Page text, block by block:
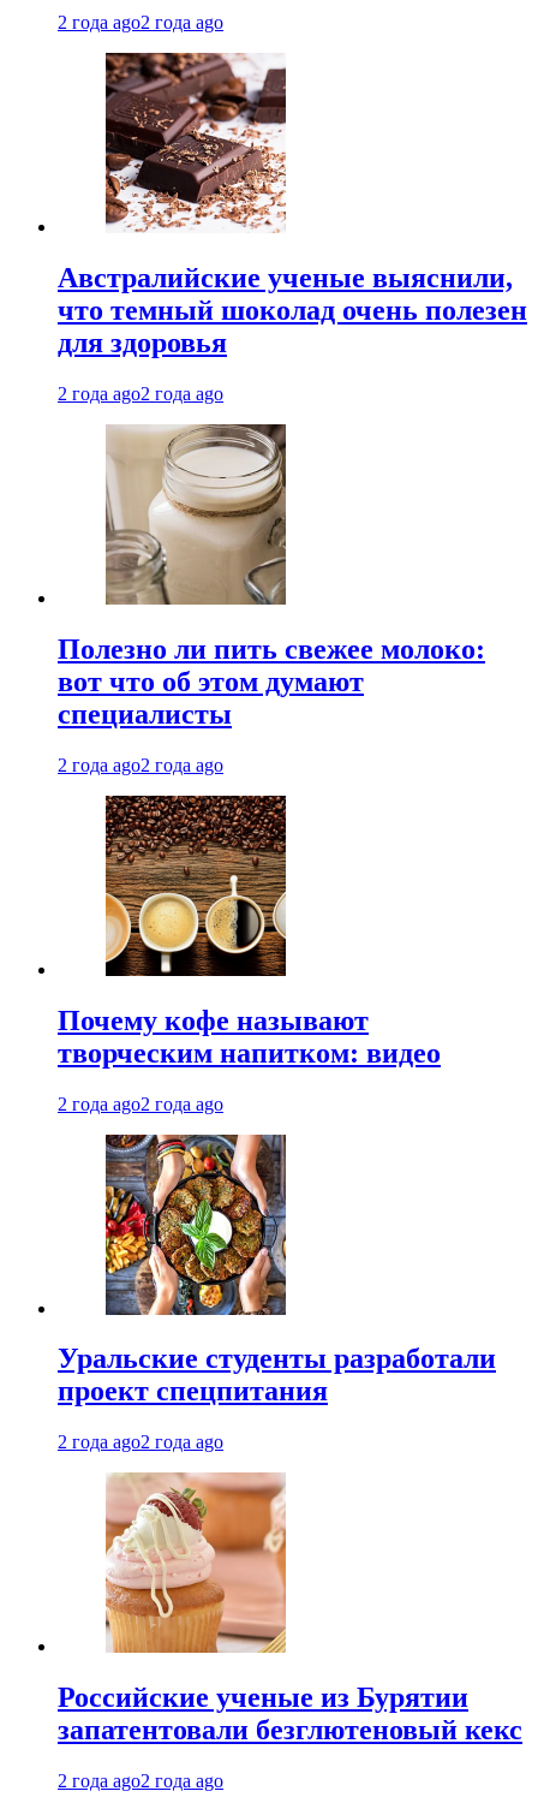
2 года ago2 года ago
Австралийские ученые выяснили,
что темный шоколад очень полезен
для здоровья
2 года ago2 года ago
Полезно ли пить свежее молоко:
вот что об этом думают
специалисты
2 года ago2 года ago
Почему кофе называют
творческим напитком: видео
2 года ago2 года ago
Уральские студенты разработали
проект спецпитания
2 года ago2 года ago
Российские ученые из Бурятии
запатентовали безглютеновый кекс
2 года ago2 года ago